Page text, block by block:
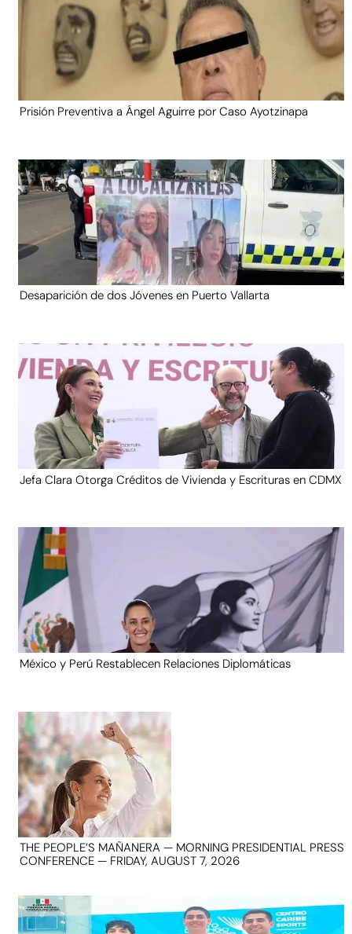
Prisión Preventiva a Ángel Aguirre por Caso Ayotzinapa
Desaparición de dos Jóvenes en Puerto Vallarta
Jefa Clara Otorga Créditos de Vivienda y Escrituras en CDMX
México y Perú Restablecen Relaciones Diplomáticas
THE PEOPLE’S MAÑANERA — MORNING PRESIDENTIAL PRESS
CONFERENCE — FRIDAY, AUGUST 7, 2026